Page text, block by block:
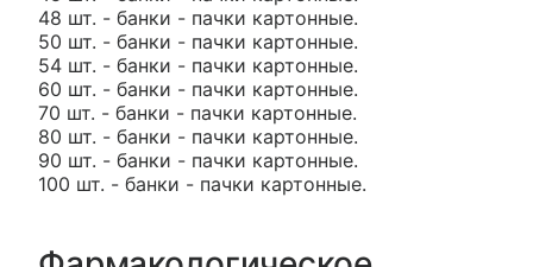
48 шт. - банки - пачки картонные.
50 шт. - банки - пачки картонные.
54 шт. - банки - пачки картонные.
60 шт. - банки - пачки картонные.
70 шт. - банки - пачки картонные.
80 шт. - банки - пачки картонные.
90 шт. - банки - пачки картонные.
100 шт. - банки - пачки картонные.